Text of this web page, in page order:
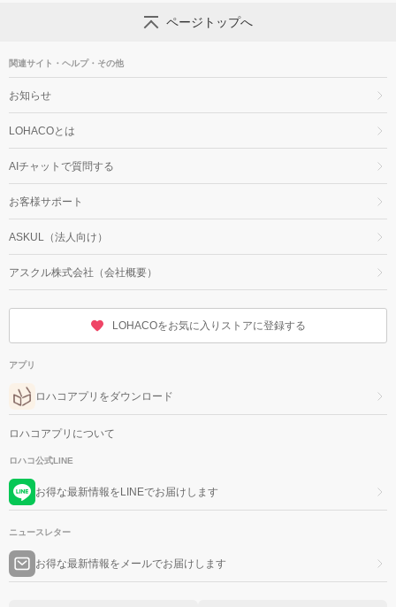
ページトップへ
関連サイト・ヘルプ・その他
お知らせ
LOHACOとは
AIチャットで質問する
お客様サポート
ASKUL（法人向け）
アスクル株式会社（会社概要）
LOHACOをお気に入りストアに登録する
アプリ
ロハコアプリをダウンロード
ロハコアプリについて
ロハコ公式LINE
お得な最新情報をLINEでお届けします
ニュースレター
お得な最新情報をメールでお届けします